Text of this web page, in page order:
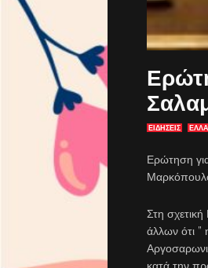
ΕΙΔΗΣΕΙΣ
Ερώτηση
Στη
άλλων ότι ”